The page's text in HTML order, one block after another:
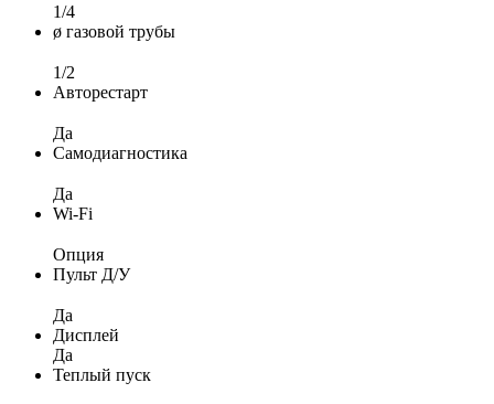
1/4
ø газовой трубы
1/2
Авторестарт
Да
Самодиагностика
Да
Wi-Fi
Опция
Пульт Д/У
Да
Дисплей
Да
Теплый пуск